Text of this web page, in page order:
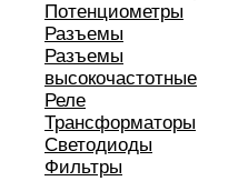
Потенциометры
Разъемы
Разъемы
высокочастотные
Реле
Трансформаторы
Светодиоды
Фильтры